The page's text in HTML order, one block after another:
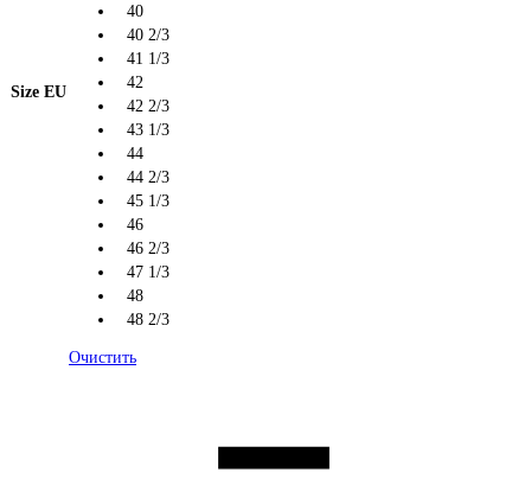
Size EU
40
40 2/3
41 1/3
42
42 2/3
43 1/3
44
44 2/3
45 1/3
46
46 2/3
47 1/3
48
48 2/3
Очистить